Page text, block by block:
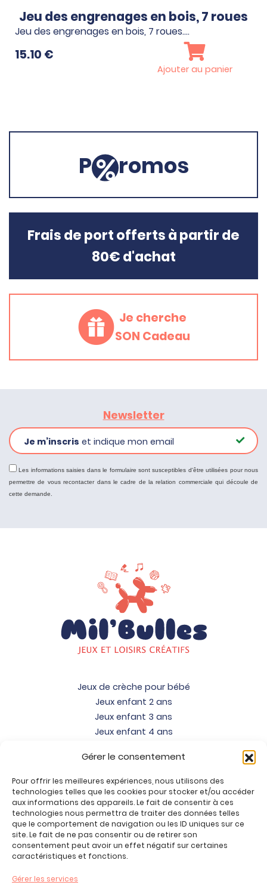
Gérer le consentement
Pour offrir les meilleures expériences, nous utilisons des
technologies telles que les cookies pour stocker et/ou accéder
aux informations des appareils. Le fait de consentir à ces
technologies nous permettra de traiter des données telles
que le comportement de navigation ou les ID uniques sur ce
site. Le fait de ne pas consentir ou de retirer son
consentement peut avoir un effet négatif sur certaines
caractéristiques et fonctions.
Gérer les services
Jeu des engrenages en bois, 7 roues
Jeu des engrenages en bois, 7 roues.…
15.10 €
Ajouter au panier
P romos
Frais de port offerts à partir de
80€ d'achat
Je cherche
SON Cadeau
Newsletter
Je m’inscris et indique mon email
Les informations saisies dans le formulaire sont susceptibles d'être utilisées pour nous
permettre de vous recontacter dans le cadre de la relation commerciale qui découle de
cette demande.
Jeux de crèche pour bébé
Jeux enfant 2 ans
Jeux enfant 3 ans
Jeux enfant 4 ans
Jeux enfant 6 ans
Jeux enfant 7 ans
Jeux enfant 8 ans
Jeux enfant 9 ans
Jeux enfant 10 ans
Jeux enfant 11 ans
Jeux enfant 12 ans